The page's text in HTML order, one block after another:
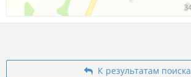
К результатам поиска